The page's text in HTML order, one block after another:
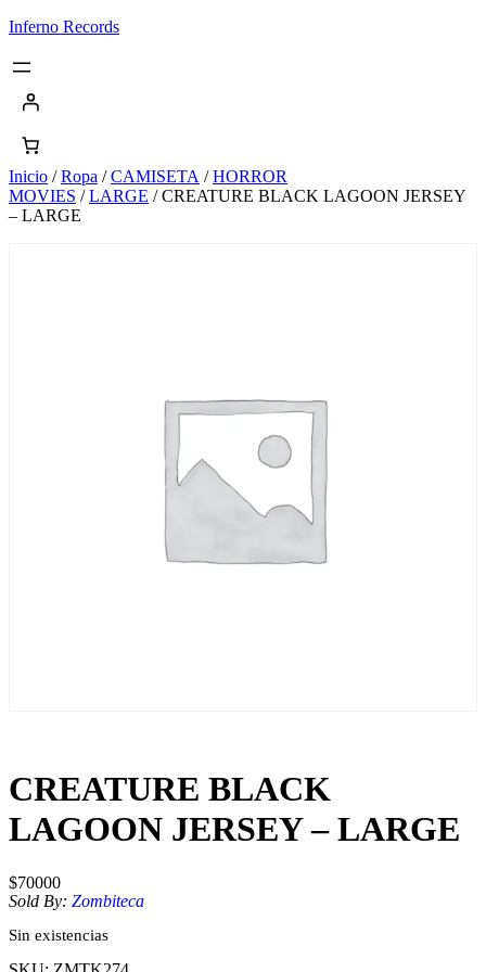
Saltar
contenido
Inferno Records
Inicio /Ropa /CAMISETA /HORROR
MOVIES /LARGE / CREATURE BLACK LAGOON JERSEY
– LARGE
CREATURE BLACK
LAGOON JERSEY – LARGE
$70000
Sold By: Zombiteca
Sin existencias